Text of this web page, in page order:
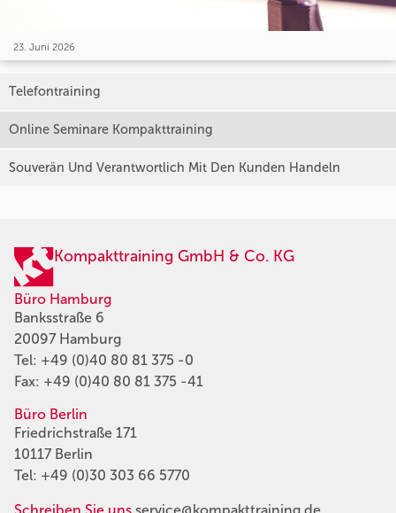
23. Juni 2026
Telefontraining
Online Seminare Kompakttraining
Souverän Und Verantwortlich Mit Den Kunden Handeln
Kompakttraining GmbH & Co. KG
Büro Hamburg
Banksstraße 6
20097 Hamburg
Tel: +49 (0)40 80 81 375 -0
Fax: +49 (0)40 80 81 375 -41
Büro Berlin
Friedrichstraße 171
10117 Berlin
Tel: +49 (0)30 303 66 5770